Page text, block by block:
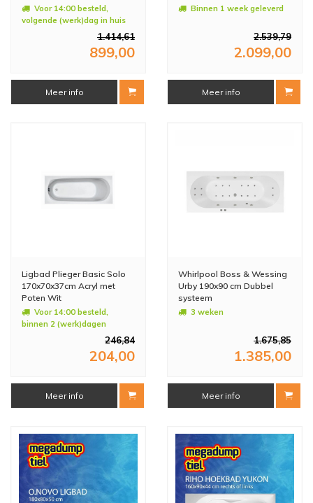
Voor 14:00 besteld,
volgende (werk)dag in huis
1.414,61
899,00
Meer info
Binnen 1 week geleverd
2.539,79
2.099,00
Meer info
Ligbad Plieger Basic Solo
170x70x37cm Acryl met
Poten Wit
Voor 14:00 besteld,
binnen 2 (werk)dagen
246,84
204,00
Meer info
Whirlpool Boss & Wessing
Urby 190x90 cm Dubbel
systeem
3 weken
1.675,85
1.385,00
Meer info